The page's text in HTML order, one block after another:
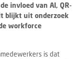
invloed van AI, QR-
blijkt uit onderzoek
workforce
is dat